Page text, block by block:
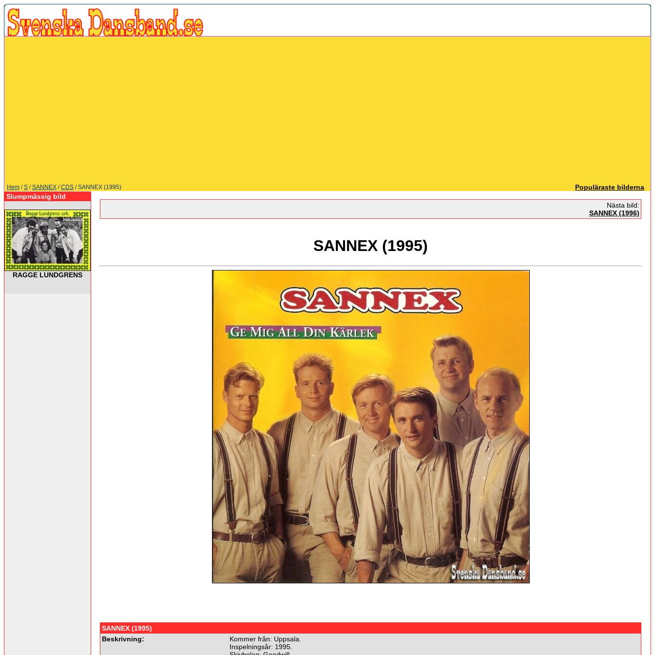
Hem /S /SANNEX /CDS / SANNEX (1995)
Populäraste bilderna
Slumpmässig bild
RAGGE LUNDGRENS
Nästa bild:
SANNEX (1996)
SANNEX (1995)
SANNEX (1995)
Beskrivning:
Kommer från: Uppsala.
Inspelningsår: 1995.